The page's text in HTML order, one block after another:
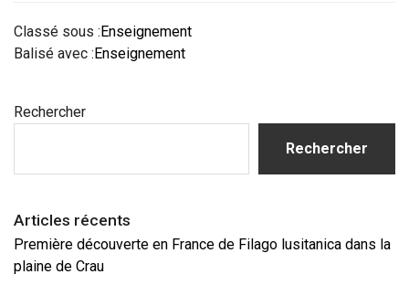
Classé sous :Enseignement
Balisé avec :Enseignement
Barre
latérale
Rechercher
Rechercher
Articles récents
Première découverte en France de Filago lusitanica dans la
plaine de Crau